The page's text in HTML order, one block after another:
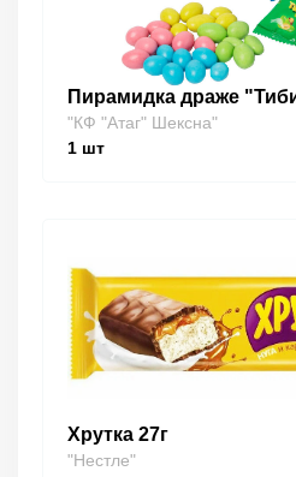
Пирамидка драже
"КФ "Атаг" Шексна"
1 шт
Хрутка 27г
"Нестле"